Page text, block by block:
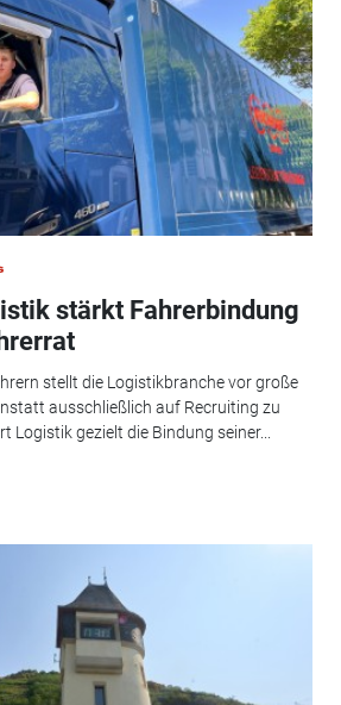
stärkt Fahrerbindung
stellt die Logistikbranche vor große
ausschließlich auf Recruiting zu
Logistik gezielt die Bindung seiner...